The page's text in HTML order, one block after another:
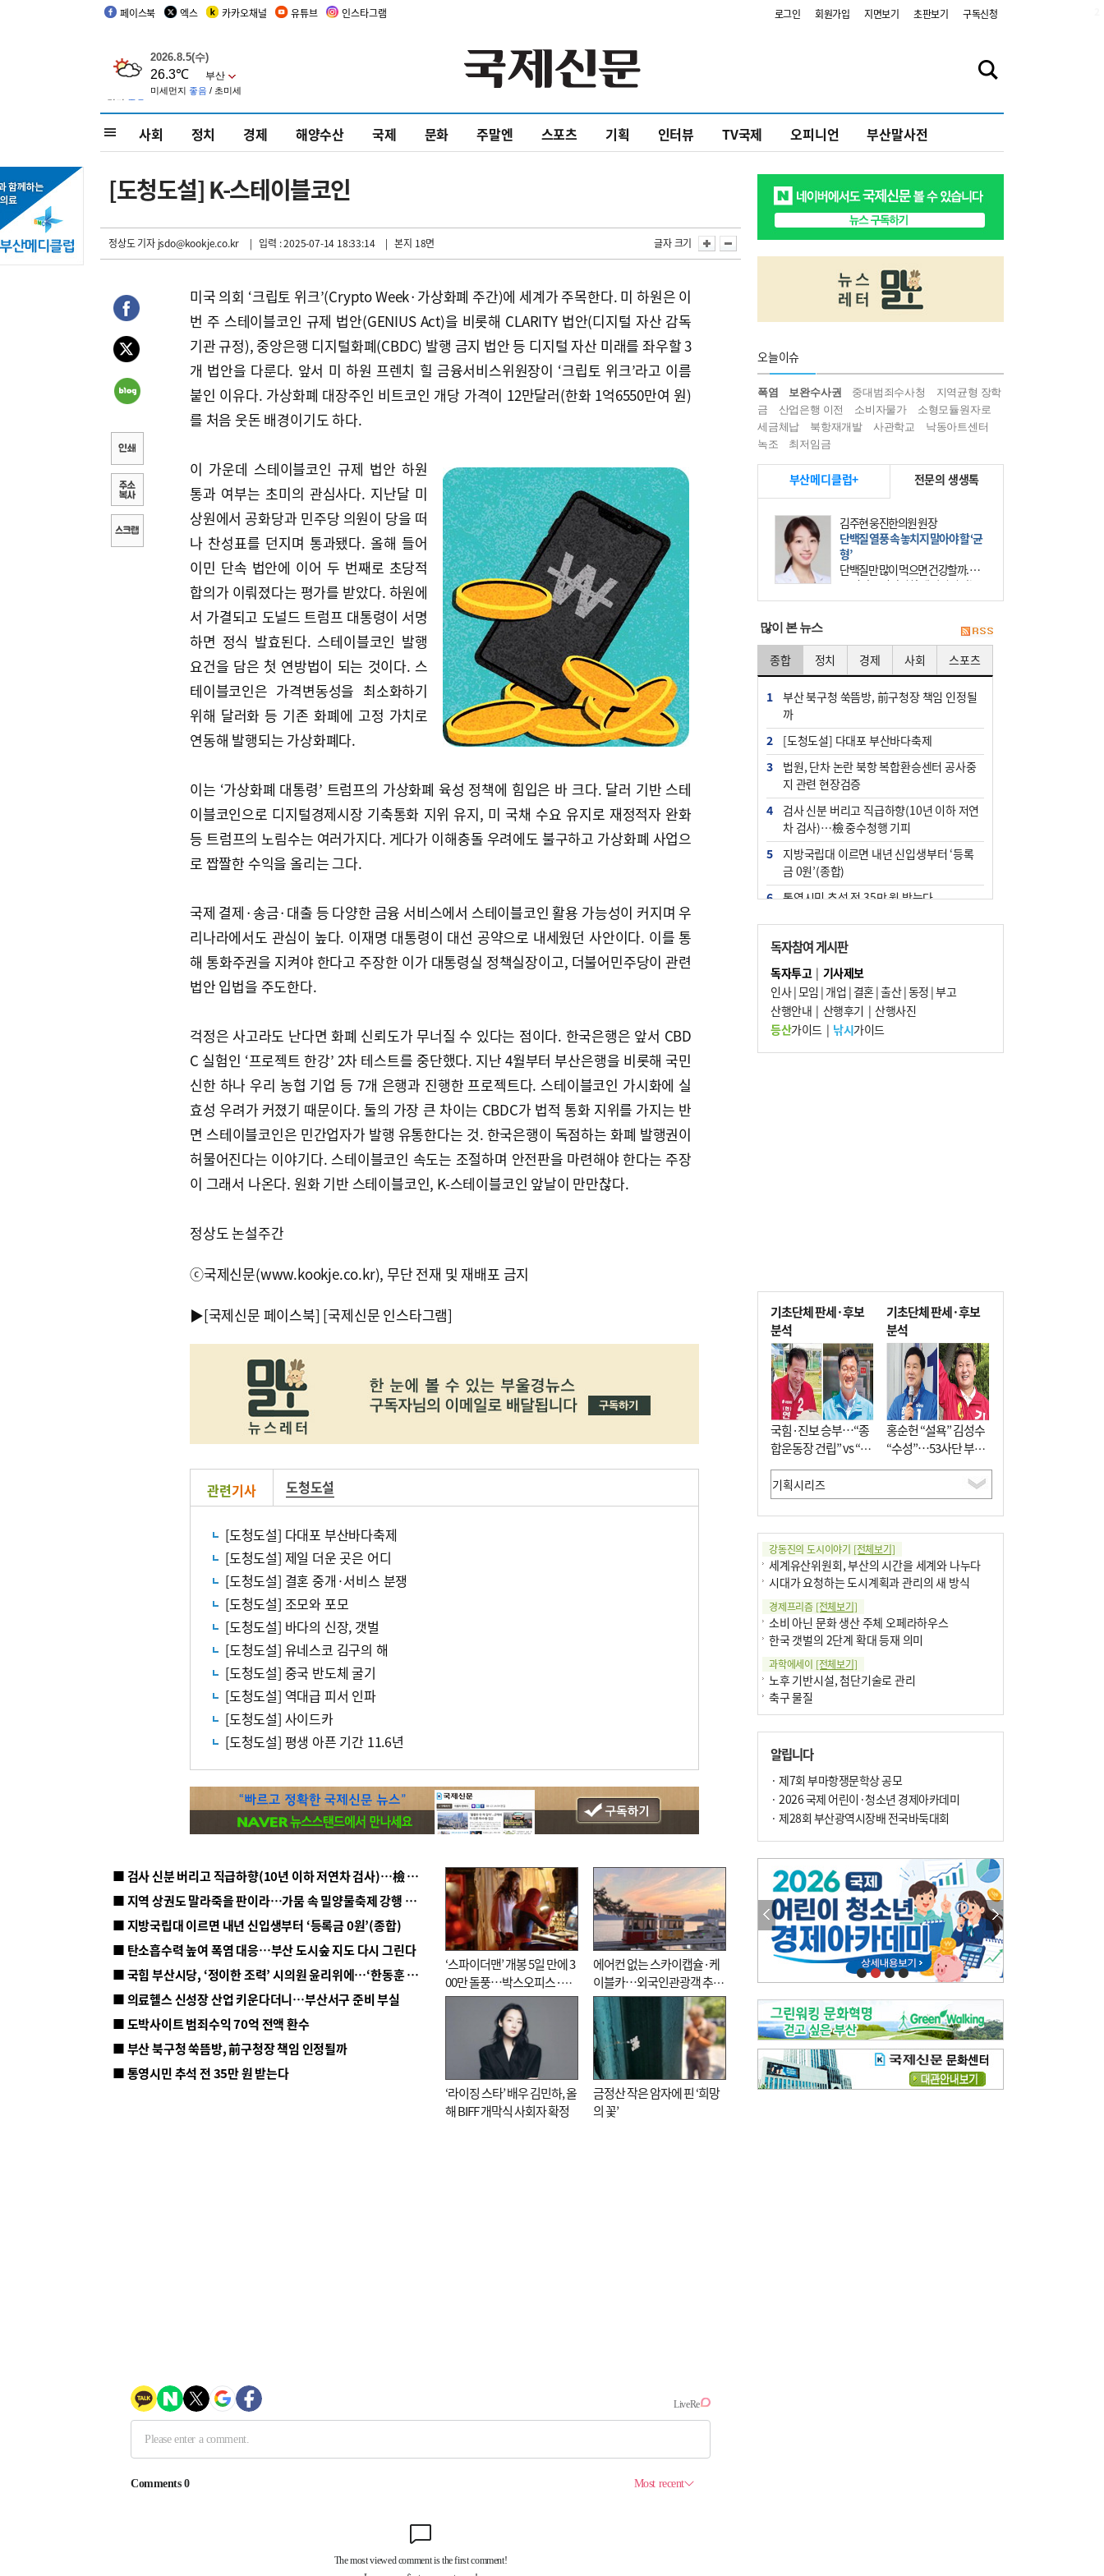
페이스북 엑스 카카오채널 유튜브 인스타그램 로그인 회원가입 지면보기 초판보기 구독신청
사회 정치 경제 해양수산 국제 문화 주말엔 스포츠 기획 인터뷰 TV국제 오피니언 부산말사전
[도청도설] K-스테이블코인
정상도 기자jsdo@kookje.co.kr | 입력 : 2025-07-14 18:33:14 | 본지 18면 글자 크기
미국 의회 ‘크립토 위크’(Crypto Week·가상화폐 주간)에 세계가 주목한다. 미 하원은 이
번 주 스테이블코인 규제 법안(GENIUS Act)을 비롯해 CLARITY 법안(디지털 자산 감독
기관 규정), 중앙은행 디지털화폐(CBDC) 발행 금지 법안 등 디지털 자산 미래를 좌우할 3
개 법안을 다룬다. 앞서 미 하원 프렌치 힐 금융서비스위원장이 ‘크립토 위크’라고 이름
붙인 이유다. 가상화폐 대장주인 비트코인 개당 가격이 12만달러(한화 1억6550만여 원)
를 처음 웃돈 배경이기도 하다.
이 가운데 스테이블코인 규제 법안 하원
통과 여부는 초미의 관심사다. 지난달 미
상원에서 공화당과 민주당 의원이 당을 떠
나 찬성표를 던지며 통과됐다. 올해 들어
이민 단속 법안에 이어 두 번째로 초당적
합의가 이뤄졌다는 평가를 받았다. 하원에
서 가결되고 도널드 트럼프 대통령이 서명
하면 정식 발효된다. 스테이블코인 발행
요건을 담은 첫 연방법이 되는 것이다. 스
테이블코인은 가격변동성을 최소화하기
위해 달러화 등 기존 화폐에 고정 가치로
연동해 발행되는 가상화폐다.
이는 ‘가상화폐 대통령’ 트럼프의 가상화폐 육성 정책에 힘입은 바 크다. 달러 기반 스테
이블코인으로 디지털경제시장 기축통화 지위 유지, 미 국채 수요 유지로 재정적자 완화
등 트럼프의 노림수는 여러가지다. 게다가 이해충돌 우려에도 불구하고 가상화폐 사업으
로 짭짤한 수익을 올리는 그다.
국제 결제·송금·대출 등 다양한 금융 서비스에서 스테이블코인 활용 가능성이 커지며 우
리나라에서도 관심이 높다. 이재명 대통령이 대선 공약으로 내세웠던 사안이다. 이를 통
해 통화주권을 지켜야 한다고 주장한 이가 대통령실 정책실장이고, 더불어민주당이 관련
법안 입법을 주도한다.
걱정은 사고라도 난다면 화폐 신뢰도가 무너질 수 있다는 점이다. 한국은행은 앞서 CBD
C 실험인 ‘프로젝트 한강’ 2차 테스트를 중단했다. 지난 4월부터 부산은행을 비롯해 국민
신한 하나 우리 농협 기업 등 7개 은행과 진행한 프로젝트다. 스테이블코인 가시화에 실
효성 우려가 커졌기 때문이다. 둘의 가장 큰 차이는 CBDC가 법적 통화 지위를 가지는 반
면 스테이블코인은 민간업자가 발행 유통한다는 것. 한국은행이 독점하는 화폐 발행권이
허물어진다는 이야기다. 스테이블코인 속도는 조절하며 안전판을 마련해야 한다는 주장
이 그래서 나온다. 원화 기반 스테이블코인, K-스테이블코인 앞날이 만만찮다.
정상도 논설주간
ⓒ국제신문(www.kookje.co.kr), 무단 전재 및 재배포 금지
▶[국제신문 페이스북] [국제신문 인스타그램]
관련기사 도청도설
[도청도설] 다대포 부산바다축제
[도청도설] 제일 더운 곳은 어디
[도청도설] 결혼 중개·서비스 분쟁
[도청도설] 조모와 포모
[도청도설] 바다의 신장, 갯벌
[도청도설] 유네스코 김구의 해
[도청도설] 중국 반도체 굴기
[도청도설] 역대급 피서 인파
[도청도설] 사이드카
[도청도설] 평생 아픈 기간 11.6년
■ 검사 신분 버리고 직급하향(10년 이하 저연차 검사)…檢 중수청행 기피
■ 지역 상권도 말라죽을 판이라…가뭄 속 밀양물축제 강행 논란
■ 지방국립대 이르면 내년 신입생부터 ‘등록금 0원’(종합)
■ 탄소흡수력 높여 폭염 대응…부산 도시숲 지도 다시 그린다
■ 국힘 부산시당, ‘정이한 조력’ 시의원 윤리위에…‘한동훈 지지’도 신고접수
■ 의료헬스 신성장 산업 키운다더니…부산서구 준비 부실
■ 도박사이트 범죄수익 70억 전액 환수
■ 부산 북구청 쑥뜸방, 前구청장 책임 인정될까
■ 통영시민 추석 전 35만 원 받는다
‘스파이더맨’ 개봉 5일 만에 3
00만 돌풍…박스오피스·예
매율 동시 1위
에어컨 없는 스카이캡슐·케
이블카…외국인관광객 추억
대신 고역 될라
‘라이징 스타’ 배우 김민하, 올
해 BIFF 개막식 사회자 확정
금정산 작은 암자에 핀 ‘희망
의 꽃’
오늘이슈
폭염 보완수사권 중대범죄수사청
지역균형 장학
금
산업은행 이전 소비자물가
소형모듈원자로
세금체납
북항재개발 사관학교
낙동아트센터
녹조
최저임금
부산메디클럽+ 전문의 생생톡
김상효 거인병원 관절클리닉 과장
인공관절 수술 연 11만 건…감염·골
절 예방 재수술 막아야
70대 A 씨는 10년 전 인공관절 수술
을 받았으나, 수술 전 내반슬(오다리)
상태였던 무릎이 수술 후 외반슬(엑
많이 본 뉴스
종합 정치 경제 사회 스포츠
1
부산 북구청 쑥뜸방, 前구청장 책임 인정될
까
2
[도청도설] 다대포 부산바다축제
3
법원, 단차 논란 북항 복합환승센터 공사중
지 관련 현장검증
4
검사 신분 버리고 직급하향(10년 이하 저연
차 검사)…檢 중수청행 기피
5
지방국립대 이르면 내년 신입생부터 ‘등록
금 0원’(종합)
6
통영시민 추석 전 35만 원 받는다
7
부산 철강공장 50대 노동자 추락사
8
국힘 부산시당, ‘정이한 조력’ 시의원 윤리
위에…‘한동훈 지지’도 신고접수
9
탄소흡수력 높여 폭염 대응…부산 도시숲
지도 다시 그린다
10 지역 상권도 말라죽을 판이라…가뭄 속 밀
양물축제 강행 논란
독자참여 게시판
독자투고| 기사제보
인사|모임 | 개업 | 결혼|출산|동정 |부고
산행안내 | 산행후기 | 산행사진
등산가이드| 낚시가이드
기초단체 판세·후보
분석
국힘·진보 승부…“종
합운동장 건립” vs “출
근 공공버스 도입”
기초단체 판세·후보
분석
홍순헌 “설욕” 김성수
“수성”…53사단 부지
개발엔 한 목소리
강동진의 도시이야기 [전체보기]
세계유산위원회, 부산의 시간을 세계와 나누다
시대가 요청하는 도시계획과 관리의 새 방식
경제프리즘 [전체보기]
소비 아닌 문화 생산 주체 오페라하우스
한국 갯벌의 2단계 확대 등재 의미
과학에세이 [전체보기]
노후 기반시설, 첨단기술로 관리
축구 물질
부정선거
선관위와 尹의 ‘0점 답안’
기고[전체보기]
대학과 지역 ‘연결’이 지역혁신이다
오페라 지휘자는 골을 넣지 않는다
엘리트 자평해온 市 공무원…생중계 회의서 능력 입증을
김준희의 클래식 인사이트[전체보기]
여름날의 애상, 왈츠
빛나는 꿈의 계절, 4월의 노래
김지윤의 우리음악 이야기[전체보기]
세종시대 음악이 전해진 이유
영산회상, 불교음악에서 풍류음악으로
뉴스와 현장[전체보기]
‘800조 투자’ 희비 가른 재생에너지
뜨거워지는 바다, 북쪽으로 열리는 항로
데스크시각[전체보기]
물은 행정구역 경계를 따라 흐르지 않는다
알립니다
· 제7회 부마항쟁문학상 공모
· 2026 국제 어린이·청소년 경제아카데미
· 제28회 부산광역시장배 전국바둑대회